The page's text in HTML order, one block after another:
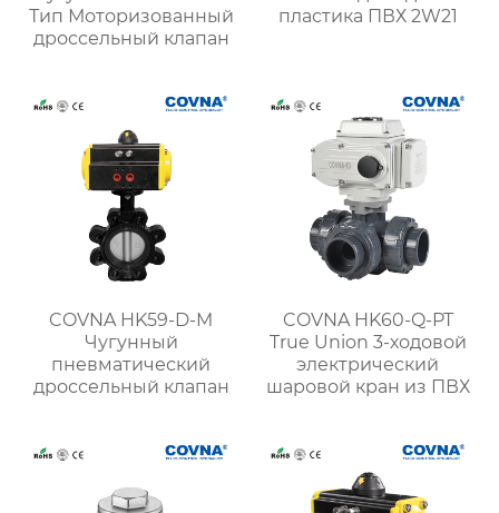
Тип Моторизованный
дроссельный клапан
пластика ПВХ 2W21
COVNA HK59-D-M
Чугунный
пневматический
дроссельный клапан
COVNA HK60-Q-PT
True Union 3-ходовой
электрический
шаровой кран из ПВХ